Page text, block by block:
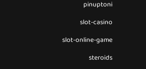
pinuptoni
slot-casino
slot-online-game
steroids